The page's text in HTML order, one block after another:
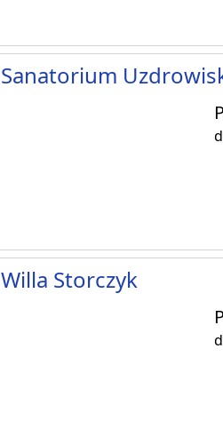
Sanatorium
Willa Storczyk